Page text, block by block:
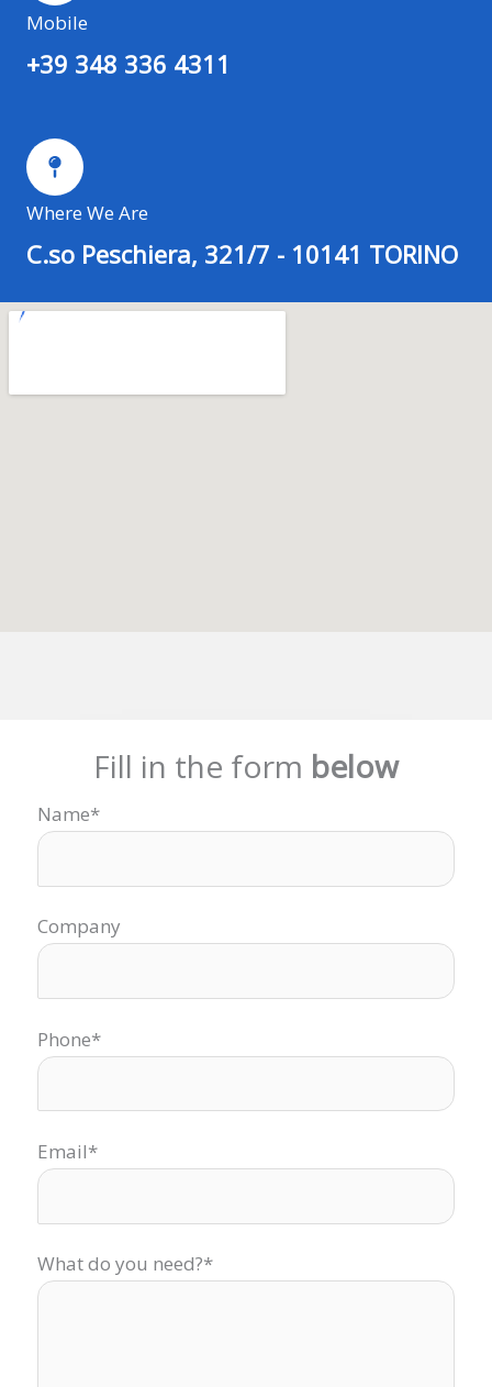
Mobile
+39 348 336 4311
Where We Are
C.so Peschiera, 321/7 - 10141 TORINO
Fill in the form below
Name*
Company
Phone*
Email*
What do you need?*